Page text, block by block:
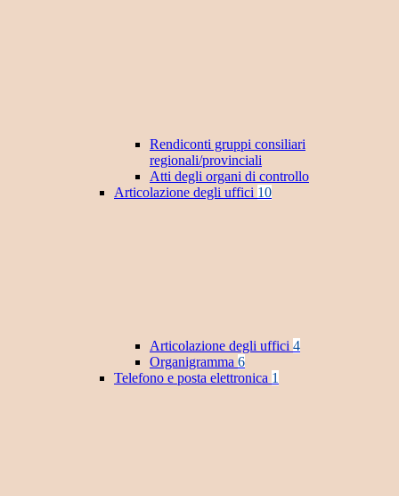
Rendiconti gruppi consiliari
regionali/provinciali
Atti degli organi di controllo
Articolazione degli uffici 10
Articolazione degli uffici 4
Organigramma 6
Telefono e posta elettronica 1